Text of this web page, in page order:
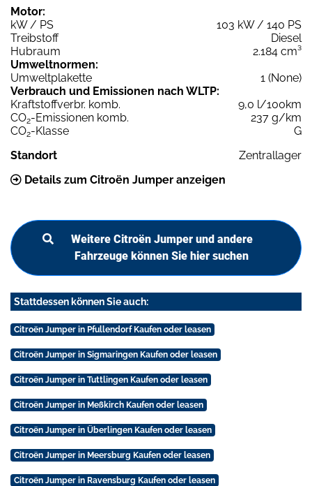
Motor:
kW / PS
103 kW / 140 PS
Treibstoff
Diesel
Hubraum
2.184 cm³
Umweltnormen:
Umweltplakette
1 (None)
Verbrauch und Emissionen nach WLTP:
Kraftstoffverbr. komb.
9,0 l/100km
CO2-Emissionen komb.
237 g/km
CO2-Klasse
G
Standort
Zentrallager
Details zum Citroën Jumper anzeigen
Weitere Citroën Jumper und andere
Fahrzeuge können Sie hier suchen
Stattdessen können Sie auch:
Citroën Jumper in Pfullendorf Kaufen oder leasen
Citroën Jumper in Sigmaringen Kaufen oder leasen
Citroën Jumper in Tuttlingen Kaufen oder leasen
Citroën Jumper in Meßkirch Kaufen oder leasen
Citroën Jumper in Überlingen Kaufen oder leasen
Citroën Jumper in Meersburg Kaufen oder leasen
Citroën Jumper in Ravensburg Kaufen oder leasen